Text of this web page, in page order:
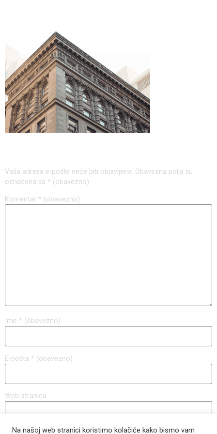
Vaša adresa e-pošte neće biti objavljena. Obavezna polja su
označena sa * (obavezno)
Komentar * (obavezno)
Ime * (obavezno)
E-pošta * (obavezno)
Web-stranica
Na našoj web stranici koristimo kolačiće kako bismo vam